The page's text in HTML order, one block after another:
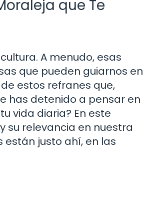
que Te
A menudo, esas
que pueden guiarnos en
estos refranes que,
has detenido a pensar en
vida diaria? En este
su relevancia en nuestra
justo ahí, en las